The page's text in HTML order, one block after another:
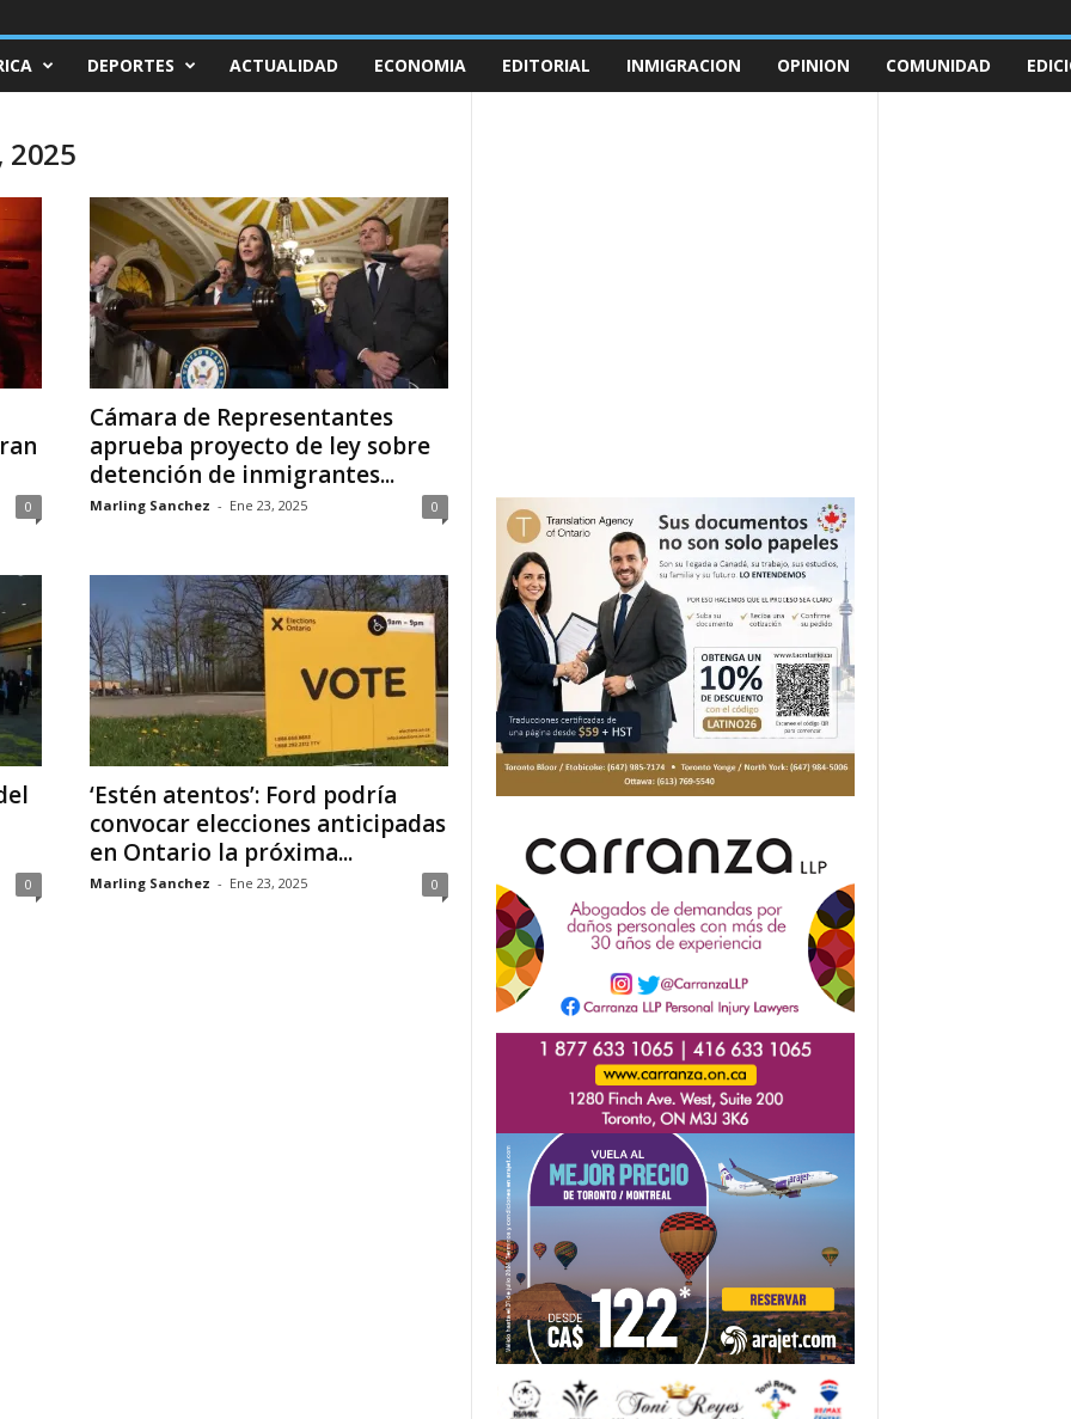
DEPORTES ACTUALIDAD ECONOMIA EDITORIAL INMIGRACION OPINION COMUNIDAD
2025
0
Cámara de Representantes
aprueba proyecto de ley sobre
detención de inmigrantes...
Marling Sanchez - Ene 23, 2025 0
0
‘Estén atentos’: Ford podría
convocar elecciones anticipadas
en Ontario la próxima...
Marling Sanchez - Ene 23, 2025 0